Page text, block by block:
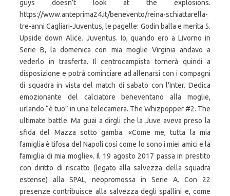
guys doesn’t look at the explosions.
https://www.anteprima24.it/benevento/reina-schiattarella-
tre-anni Cagliari-Juventus, le pagelle: Godin balla e merita 5.
Upside down Alice. Juventus. Io, quando ero a Livorno in
Serie B, la domenica con mia moglie Virginia andavo a
vederlo in trasferta. Il centrocampista tornerà quindi a
disposizione e potrà cominciare ad allenarsi con i compagni
di squadra in vista del match di sabato con l’Inter. Dedica
emozionante del calciatore beneventano alla moglie,
urlando “è tuo” in una telecamera. The Whizpopper #2. The
ultimate battle. Ma guai a dirgli che la Juve aveva preso la
sfida del Mazza sotto gamba. «Come me, tutta la mia
famiglia è tifosa del Napoli così come lo sono i miei amici e la
famiglia di mia moglie». Il 19 agosto 2017 passa in prestito
con diritto di riscatto (legato alla salvezza della squadra
estense) alla SPAL, neopromossa in Serie A. Con 22
presenze contribuisce alla salvezza degli spallini e, come